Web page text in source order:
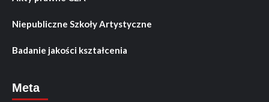
Niepubliczne Szkoły Artystyczne
Badanie jakości kształcenia
Meta